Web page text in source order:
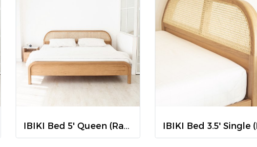
IBIKI Bed 5' Queen (Rattan)